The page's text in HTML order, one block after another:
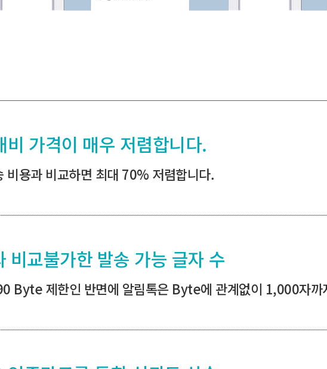
비 가격이 매우 저렴합니다.
비용과 비교하면 최대 70% 저렴합니다.
비교불가한 발송 가능 글자 수
Byte 제한인 반면에 알림톡은 Byte에 관계없이 1,000자까